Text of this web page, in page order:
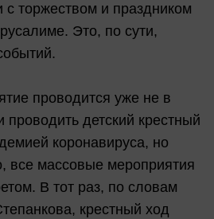
с торжеством и праздником
Это, по сути,
проводится уже не в
детский крестный
коронавируса, но
все массовые мероприятия
В тот раз, по словам
крестный ход